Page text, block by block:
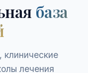
база
лечения